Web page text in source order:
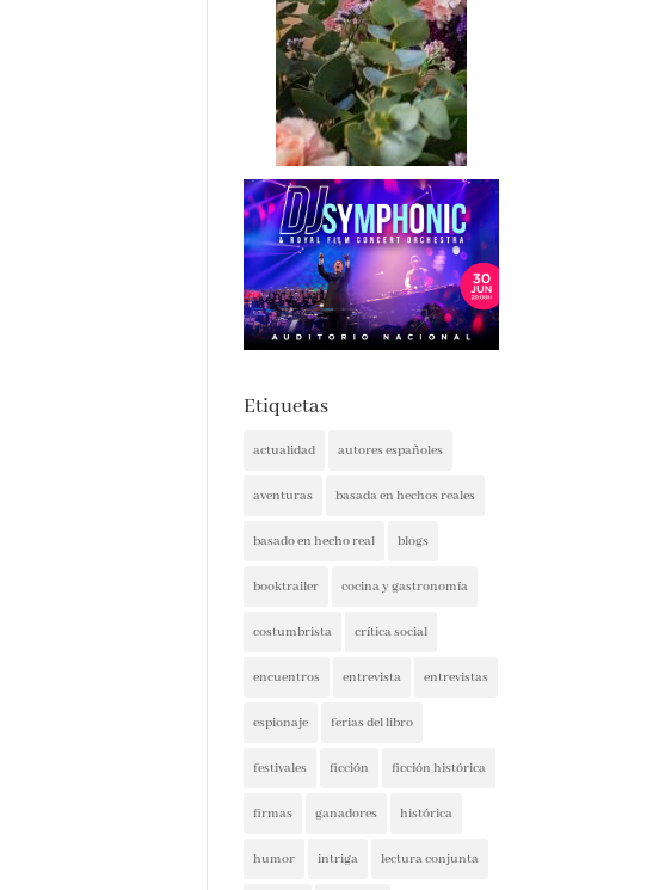
Etiquetas
actualidad autores españoles
aventuras basada en hechos reales
basado en hecho real blogs
booktrailer cocina y gastronomía
costumbrista crítica social
encuentros entrevista entrevistas
espionaje ferias del libro
festivales ficción ficción histórica
firmas ganadores histórica
humor intriga lectura conjunta